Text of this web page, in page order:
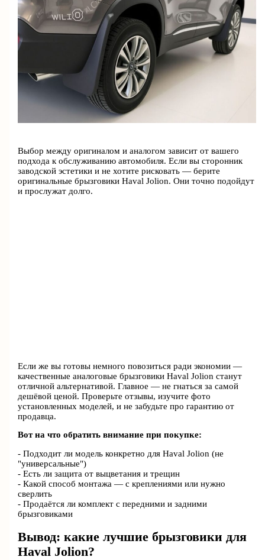
Выбор между оригиналом и аналогом зависит от вашего
подхода к обслуживанию автомобиля. Если вы сторонник
заводской эстетики и не хотите рисковать — берите
оригинальные брызговики Haval Jolion. Они точно подойдут
и прослужат долго.
Если же вы готовы немного повозиться ради экономии —
качественные аналоговые брызговики Haval Jolion станут
отличной альтернативой. Главное — не гнаться за самой
дешёвой ценой. Проверьте отзывы, изучите фото
установленных моделей, и не забудьте про гарантию от
продавца.
Вот на что обратить внимание при покупке:
- Подходит ли модель конкретно для Haval Jolion (не
"универсальные")
- Есть ли защита от выцветания и трещин
- Какой способ монтажа — с креплениями или нужно
сверлить
- Продаётся ли комплект с передними и задними
брызговиками
Вывод: какие лучшие брызговики для
Haval Jolion?